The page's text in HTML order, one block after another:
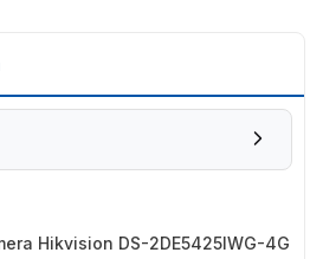
Hikvision DS-2DE5425IWG-4G